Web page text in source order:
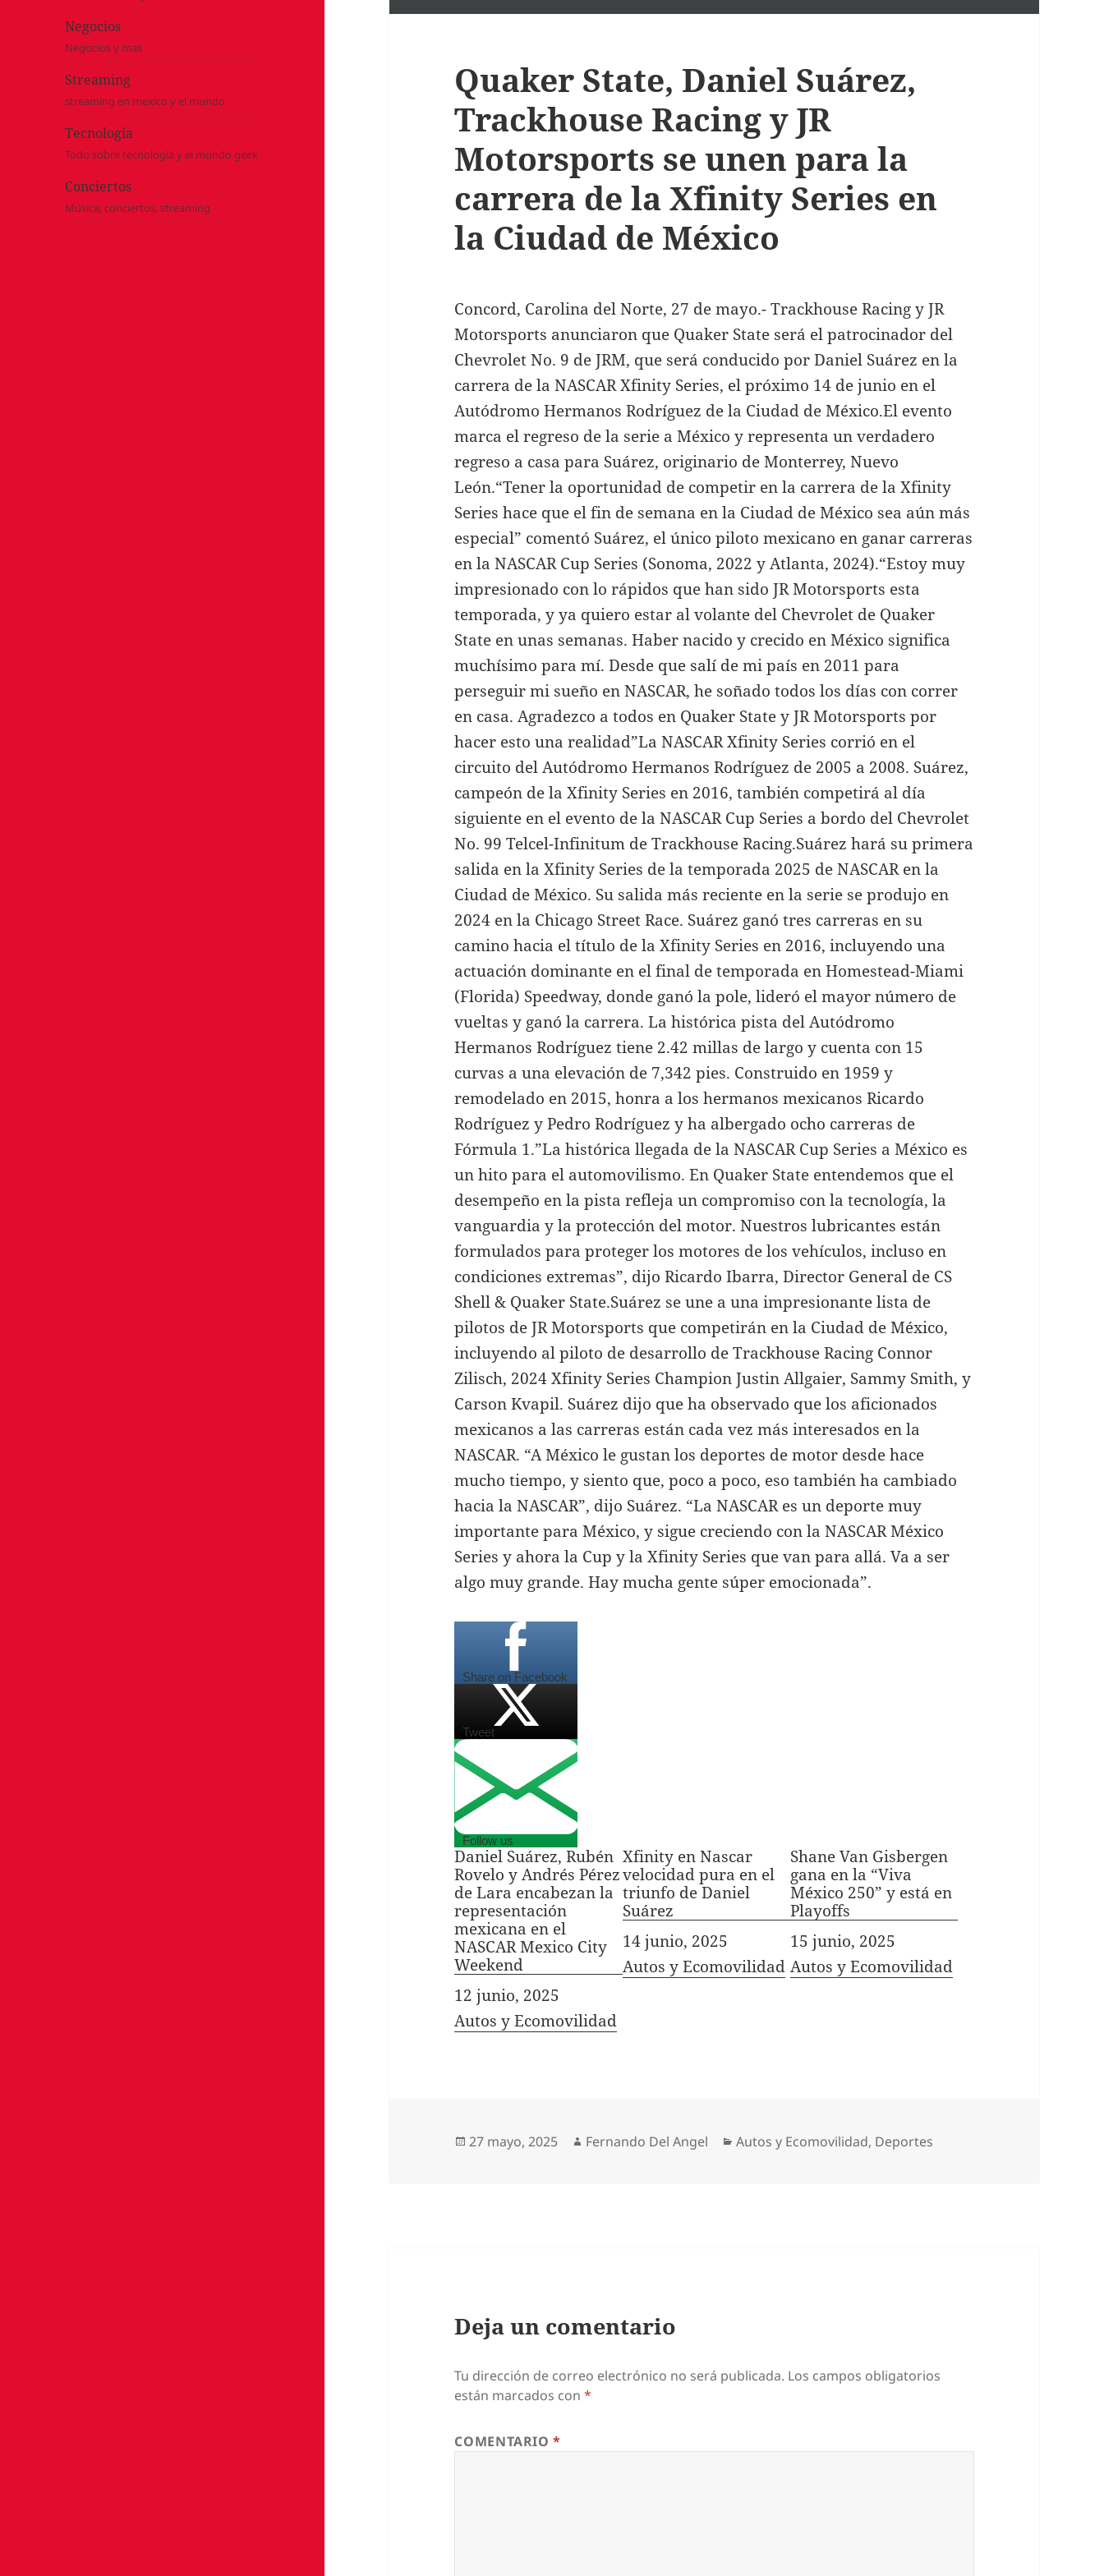
Negocios
Negocios y mas
Streaming
streaming en mexico y el mundo
Tecnología
Todo sobre tecnología y el mundo geek
Conciertos
Música, conciertos, streaming
Quaker State, Daniel Suárez,
Trackhouse Racing y JR
Motorsports se unen para la
carrera de la Xfinity Series en
la Ciudad de México
Concord, Carolina del Norte, 27 de mayo.- Trackhouse Racing y JR
Motorsports anunciaron que Quaker State será el patrocinador del
Chevrolet No. 9 de JRM, que será conducido por Daniel Suárez en la
carrera de la NASCAR Xfinity Series, el próximo 14 de junio en el
Autódromo Hermanos Rodríguez de la Ciudad de México.El evento
marca el regreso de la serie a México y representa un verdadero
regreso a casa para Suárez, originario de Monterrey, Nuevo
León.“Tener la oportunidad de competir en la carrera de la Xfinity
Series hace que el fin de semana en la Ciudad de México sea aún más
especial” comentó Suárez, el único piloto mexicano en ganar carreras
en la NASCAR Cup Series (Sonoma, 2022 y Atlanta, 2024).“Estoy muy
impresionado con lo rápidos que han sido JR Motorsports esta
temporada, y ya quiero estar al volante del Chevrolet de Quaker
State en unas semanas. Haber nacido y crecido en México significa
muchísimo para mí. Desde que salí de mi país en 2011 para
perseguir mi sueño en NASCAR, he soñado todos los días con correr
en casa. Agradezco a todos en Quaker State y JR Motorsports por
hacer esto una realidad”La NASCAR Xfinity Series corrió en el
circuito del Autódromo Hermanos Rodríguez de 2005 a 2008. Suárez,
campeón de la Xfinity Series en 2016, también competirá al día
siguiente en el evento de la NASCAR Cup Series a bordo del Chevrolet
No. 99 Telcel-Infinitum de Trackhouse Racing.Suárez hará su primera
salida en la Xfinity Series de la temporada 2025 de NASCAR en la
Ciudad de México. Su salida más reciente en la serie se produjo en
2024 en la Chicago Street Race. Suárez ganó tres carreras en su
camino hacia el título de la Xfinity Series en 2016, incluyendo una
actuación dominante en el final de temporada en Homestead-Miami
(Florida) Speedway, donde ganó la pole, lideró el mayor número de
vueltas y ganó la carrera. La histórica pista del Autódromo
Hermanos Rodríguez tiene 2.42 millas de largo y cuenta con 15
curvas a una elevación de 7,342 pies. Construido en 1959 y
remodelado en 2015, honra a los hermanos mexicanos Ricardo
Rodríguez y Pedro Rodríguez y ha albergado ocho carreras de
Fórmula 1.”La histórica llegada de la NASCAR Cup Series a México es
un hito para el automovilismo. En Quaker State entendemos que el
desempeño en la pista refleja un compromiso con la tecnología, la
vanguardia y la protección del motor. Nuestros lubricantes están
formulados para proteger los motores de los vehículos, incluso en
condiciones extremas”, dijo Ricardo Ibarra, Director General de CS
Shell & Quaker State.Suárez se une a una impresionante lista de
pilotos de JR Motorsports que competirán en la Ciudad de México,
incluyendo al piloto de desarrollo de Trackhouse Racing Connor
Zilisch, 2024 Xfinity Series Champion Justin Allgaier, Sammy Smith, y
Carson Kvapil. Suárez dijo que ha observado que los aficionados
mexicanos a las carreras están cada vez más interesados en la
NASCAR. “A México le gustan los deportes de motor desde hace
mucho tiempo, y siento que, poco a poco, eso también ha cambiado
hacia la NASCAR”, dijo Suárez. “La NASCAR es un deporte muy
importante para México, y sigue creciendo con la NASCAR México
Series y ahora la Cup y la Xfinity Series que van para allá. Va a ser
algo muy grande. Hay mucha gente súper emocionada”.
Share on Facebook
Tweet
Follow us
Daniel Suárez, Rubén
Rovelo y Andrés Pérez
de Lara encabezan la
representación
mexicana en el
NASCAR Mexico City
Weekend
Fecha
12 junio, 2025
In relation to
Autos y Ecomovilidad
Xfinity en Nascar
velocidad pura en el
triunfo de Daniel
Suárez
Fecha
14 junio, 2025
In relation to
Autos y Ecomovilidad
Shane Van Gisbergen
gana en la “Viva
México 250” y está en
Playoffs
Fecha
15 junio, 2025
In relation to
Autos y Ecomovilidad
Publicado
27 mayo, 2025 Autor
Fernando Del Angel Categorías
Autos y Ecomovilidad, Deportes
Deja un comentario
Tu dirección de correo electrónico no será publicada. Los campos obligatorios
están marcados con*
COMENTARIO*